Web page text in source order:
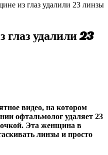
из глаз удалили 23 линзы
удалили 23
видео, на котором
офтальмолог удаляет 23
Эта женщина в
линзы и просто